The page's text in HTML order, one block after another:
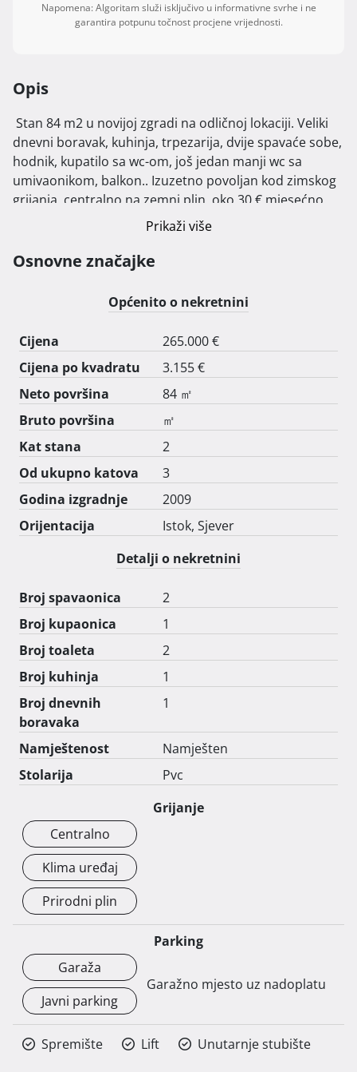
Napomena: Algoritam služi isključivo u informativne svrhe i ne
garantira potpunu točnost procjene vrijednosti.
Opis
dnevni boravak, kuhinja, trpezarija, dvije spavaće sobe,
hodnik, kupatilo sa wc-om, još jedan manji wc sa
umivaonikom, balkon.. Izuzetno povoljan kod zimskog
grijanja, centralno na zemni plin, oko 30 € mjesećno.
Ljeti je stan u hladovini, klima uređaj Hitachi. Lift,
podzemne garaže uz nadoplatu, pvc zatvorenog
skladišnog prostora 30 m2 + parkirno mjesto.. Na
tlocrtu u zelenoj boji.
Zvati na broj 0989317608
Prikaži više
Osnovne značajke
Općenito o nekretnini
Cijena
265.000 €
Cijena po kvadratu
3.155 €
Neto površina
84 ㎡
Bruto površina
㎡
Kat stana
2
Od ukupno katova
3
Godina izgradnje
2009
Orijentacija
Istok, Sjever
Detalji o nekretnini
Broj spavaonica
2
Broj kupaonica
1
Broj toaleta
2
Broj kuhinja
1
Broj dnevnih
boravaka
1
Namještenost
Namješten
Stolarija
Pvc
Grijanje
Centralno
Klima uređaj
Prirodni plin
Parking
Garaža
Javni parking
Garažno mjesto uz nadoplatu
Spremište Lift Unutarnje stubište